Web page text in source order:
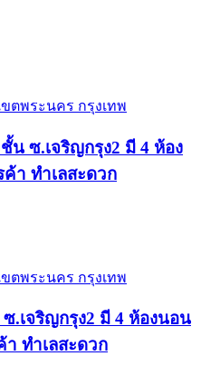
ตพระนคร กรุงเทพ
ซ.เจริญกรุง2 มี 4 ห้อง
ค้า ทำเลสะดวก
ตพระนคร กรุงเทพ
เจริญกรุง2 มี 4 ห้องนอน
า ทำเลสะดวก